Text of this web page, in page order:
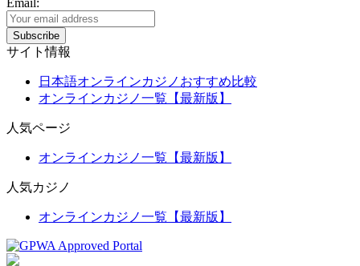
サイト情報
日本語オンラインカジノおすすめ比較
オンラインカジノ一覧【最新版】
人気ページ
オンラインカジノ一覧【最新版】
人気カジノ
オンラインカジノ一覧【最新版】